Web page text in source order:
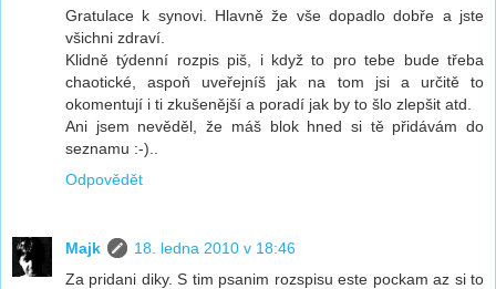
Gratulace k synovi. Hlavně že vše dopadlo dobře a jste
všichni zdraví.
Klidně týdenní rozpis piš, i když to pro tebe bude třeba
chaotické, aspoň uveřejníš jak na tom jsi a určitě to
okomentují i ti zkušenější a poradí jak by to šlo zlepšit atd.
Ani jsem nevěděl, že máš blok hned si tě přidávám do
seznamu :-)..
Odpovědět
Majk
18. ledna 2010 v 18:46
Za pridani diky. S tim psanim rozspisu este pockam az si to